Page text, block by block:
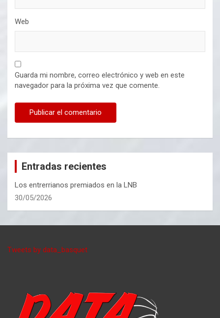
Web
Guarda mi nombre, correo electrónico y web en este
navegador para la próxima vez que comente.
Entradas recientes
Los entrerrianos premiados en la LNB
30/05/2026
Tweets by data_basquet